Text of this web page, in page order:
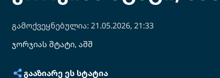
გამოქვეყნებულია: 21.05.2026, 21:33
ჯორჯიას შტატი, აშშ
ᲒᲐᲐᲖᲘᲐᲠᲔ ᲔᲡ ᲡᲢᲐᲢᲘᲐ